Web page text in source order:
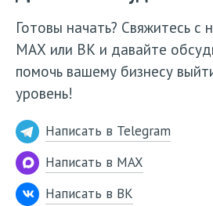
Готовы начать? Свяжитесь с
МАХ или ВК и давайте
помочь вашему бизнесу
уровень!
Написать в Telegram
Написать в MAX
Написать в ВК